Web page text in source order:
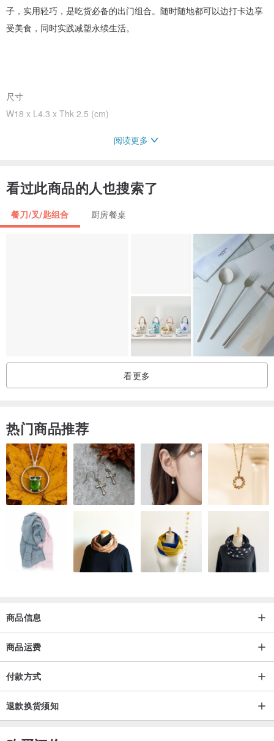
子，实用轻巧，是吃货必备的出门组合。随时随地都可以边打卡边享
受美食，同时实践减塑永续生活。
尺寸
W18 x L4.3 x Thk 2.5 (cm)
注意：
- 此餐具不适合六岁以下的儿童使用，请在成人指导下使用。
- 此产品使用谷壳制成，每件产品的外观可能会有差异，这并不是品
- 取出产品时，可能会有独特的味道，实属正常，味道会随时间流逝
- 请使用中性清洁剂进行清洗，并用清水彻底冲洗。清洗过程中请使
- 请勿使用洗碗机清洗、煮沸消毒、烘干机烘干或高温消毒，避免造
- 清洗完后请用柔软的布抹干或自然风干。
- 此产品的气味和颜色会随摆放不同食材而有所改变。
- 此产品不适用于微波炉、焗炉。
阅读更多
看过此商品的人也搜索了
餐刀/叉/匙组合 厨房餐桌
看更多
热门商品推荐
商品信息
商品运费
付款方式
退款换货须知